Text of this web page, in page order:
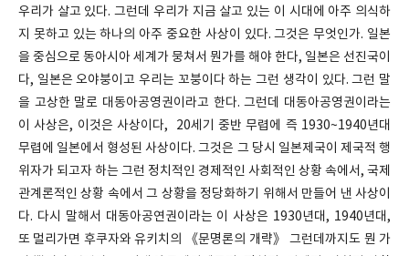
우리가 살고 있다. 그런데 우리가 지금 살고 있는 이 시대에 아주 의식하
지 못하고 있는 하나의 아주 중요한 사상이 있다. 그것은 무엇인가. 일본
을 중심으로 동아시아 세계가 뭉쳐서 뭔가를 해야 한다, 일본은 선진국이
다, 일본은 오야붕이고 우리는 꼬붕이다 하는 그런 생각이 있다. 그런 말
을 고상한 말로 대동아공영권이라고 한다. 그런데 대동아공영권이라는
이 사상은, 이것은 사상이다, 20세기 중반 무렵에 즉 1930~1940년대
무렵에 일본에서 형성된 사상이다. 그것은 그 당시 일본제국이 제국적 행
위자가 되고자 하는 그런 정치적인 경제적인 사회적인 상황 속에서, 국제
관계론적인 상황 속에서 그 상황을 정당화하기 위해서 만들어 낸 사상이
다. 다시 말해서 대동아공연권이라는 이 사상은 1930년대, 1940년대,
또 멀리가면 후쿠자와 유키치의 《문명론의 개략》 그런데까지도 뭔 가